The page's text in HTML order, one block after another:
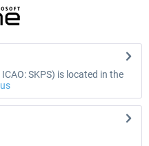
SKPS) is located in the